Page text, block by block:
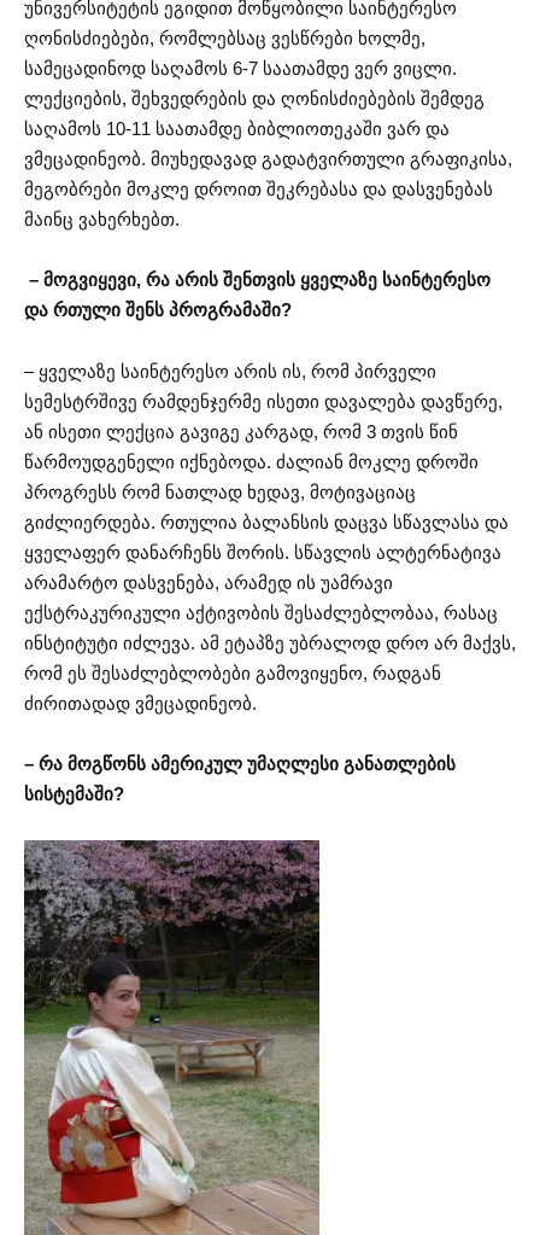
უნივერსიტეტის ეგიდით მოწყობილი საინტერესო
ღონისძიებები, რომლებსაც ვესწრები ხოლმე,
სამეცადინოდ საღამოს 6-7 საათამდე ვერ ვიცლი.
ლექციების, შეხვედრების და ღონისძიებების შემდეგ
საღამოს 10-11 საათამდე ბიბლიოთეკაში ვარ და
ვმეცადინეობ. მიუხედავად გადატვირთული გრაფიკისა,
მეგობრები მოკლე დროით შეკრებასა და დასვენებას
მაინც ვახერხებთ.
– მოგვიყევი, რა არის შენთვის ყველაზე საინტერესო
და რთული შენს პროგრამაში?
– ყველაზე საინტერესო არის ის, რომ პირველი
სემესტრშივე რამდენჯერმე ისეთი დავალება დავწერე,
ან ისეთი ლექცია გავიგე კარგად, რომ 3 თვის წინ
წარმოუდგენელი იქნებოდა. ძალიან მოკლე დროში
პროგრესს რომ ნათლად ხედავ, მოტივაციაც
გიძლიერდება. რთულია ბალანსის დაცვა სწავლასა და
ყველაფერ დანარჩენს შორის. სწავლის ალტერნატივა
არამარტო დასვენება, არამედ ის უამრავი
ექსტრაკურიკული აქტივობის შესაძლებლობაა, რასაც
ინსტიტუტი იძლევა. ამ ეტაპზე უბრალოდ დრო არ მაქვს,
რომ ეს შესაძლებლობები გამოვიყენო, რადგან
ძირითადად ვმეცადინეობ.
– რა მოგწონს ამერიკულ უმაღლესი განათლების
სისტემაში?